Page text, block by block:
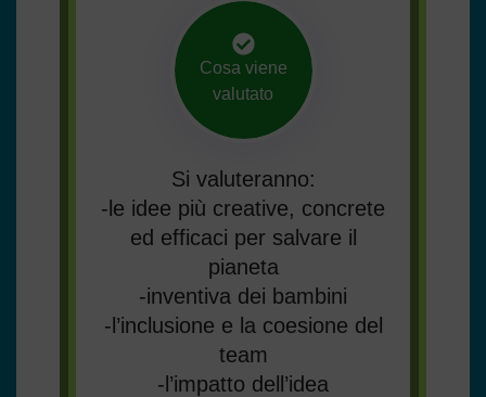
Cosa viene
valutato
Si valuteranno:
-le idee più creative, concrete
ed efficaci per salvare il
pianeta
-inventiva dei bambini
-l’inclusione e la coesione del
team
-l’impatto dell’idea